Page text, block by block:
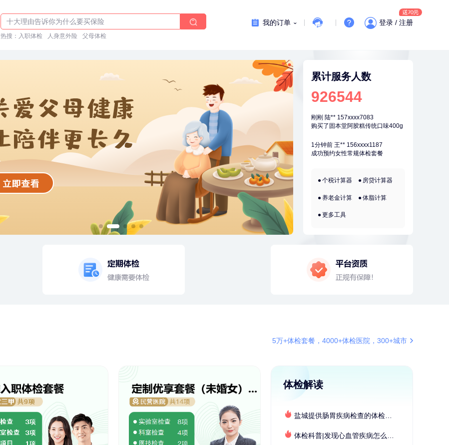
十大理由告诉你为什么要买保险
入职体检在线预约
热搜： 入职体检 人身意外险 父母体检
我的订单 登录 / 注册
累计服务人数
926544
成功预约了健康体检一档
购买了BP3颈椎热敷枕
刚刚 陆** 157xxxx7083
购买了固本堂阿胶糕传统口味400g
刚刚 陆** 157xxxx7083
购买了固本堂阿胶糕传统口味400g
1分钟前 王** 156xxxx1187
成功预约女性常规体检套餐
成功预约了脑血管系统套餐
2分钟前 何* 196xxxx0519
购买了便携式手持小风扇
成功预约了青少年体检套餐
江** 134xxxx0870
6分钟前 林** 187xxxx0819
购买了宁安堡新疆无核红枣干
7分钟前 华** 134xxxx5345
刚刚 周** 197xxxx4928
个税计算器 房贷计算器
养老金计算 体脂计算
更多工具
5万+体检套餐，4000+体检医院，300+城市
体检解读
盐城提供肠胃疾病检查的体检套餐有哪些？体检机构有哪些选择？如何预约？
体检科普|发现心血管疾病怎么办？